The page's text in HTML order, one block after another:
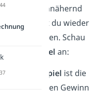
annähernd
kannst du wieder
anwenden. Schau
ein
Beispiel an:
Glücksspiel ist die
für einen Gewinn